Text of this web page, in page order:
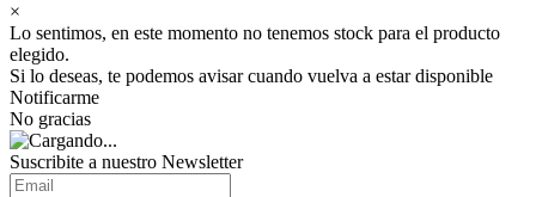
×
Lo sentimos, en este momento no tenemos stock para el producto
elegido.
Si lo deseas, te podemos avisar cuando vuelva a estar disponible
Notificarme
No gracias
Suscribite a nuestro Newsletter